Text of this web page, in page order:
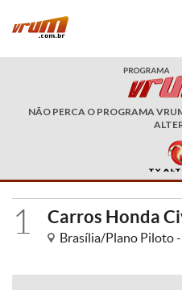
NÃO PERCA O PROGRAMA
1 Carros Honda
Brasília/Plano Piloto